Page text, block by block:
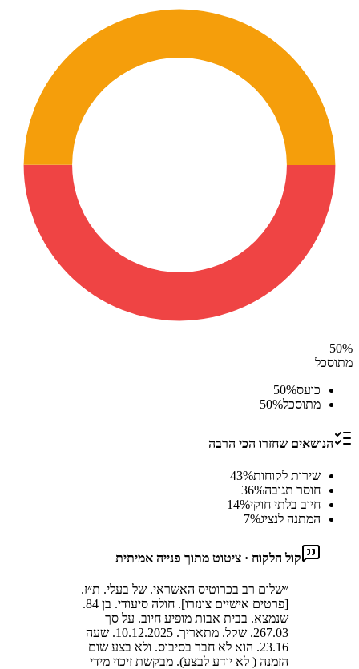
50%
מתוסכל
כועס
50%
מתוסכל
50%
הנושאים שחזרו הכי הרבה
שירות לקוחות 43%
חוסר תגובה
36%
חיוב בלתי חוקי
14%
המתנה לנציג
7%
קול הלקוח · ציטוט מתוך פנייה אמיתית
״שלום רב בכרוטיס האשראי. של בעלי. ת״ז.
[פרטים אישיים צונזרו]. חולה סיעודי. בן 84.
שנמצא. בבית אבות מופיע חיוב. על סך
267.03. שקל. מתאריך. 10.12.2025. שעה
23.16. הוא לא חבר בסיבוס. ולא בצע שום
הזמנה ( לא יודע לבצע). מבקשת זיכוי מידי